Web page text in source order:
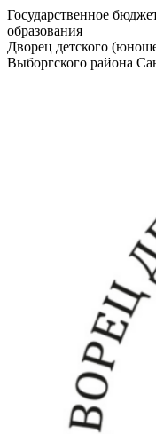
Государственное
образования
Дворец детского
Выборгского района